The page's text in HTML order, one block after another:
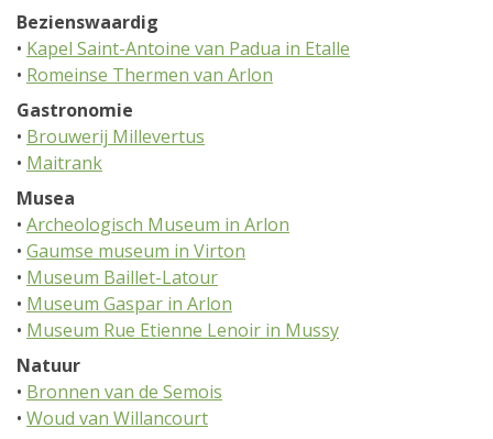
Bezienswaardig
• Kapel Saint-Antoine van Padua in Etalle
• Romeinse Thermen van Arlon
Gastronomie
• Brouwerij Millevertus
• Maitrank
Musea
• Archeologisch Museum in Arlon
• Gaumse museum in Virton
• Museum Baillet-Latour
• Museum Gaspar in Arlon
• Museum Rue Etienne Lenoir in Mussy
Natuur
• Bronnen van de Semois
• Woud van Willancourt